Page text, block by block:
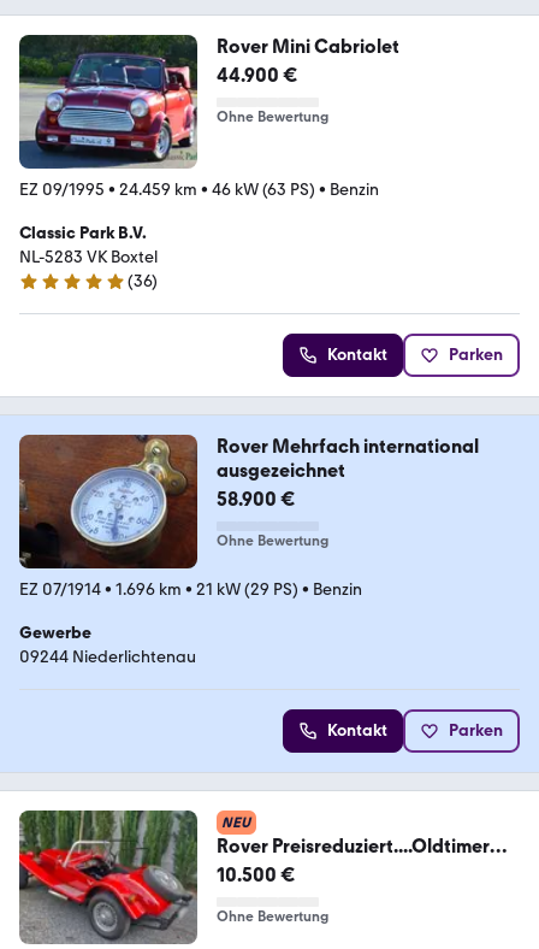
Rover Mini Cabriolet
44.900 €
Ohne Bewertung
EZ 09/1995 • 24.459 km • 46 kW (63 PS) • Benzin
Classic Park B.V.
NL-5283 VK Boxtel
5 Sterne
(36)
Kontakt Parken
Rover Mehrfach international
ausgezeichnet
58.900 €
Ohne Bewertung
EZ 07/1914• 1.696 km • 21 kW (29 PS) • Benzin
Gewerbe
09244 Niederlichtenau
Kontakt Parken
NEU
Rover Preisreduziert....Oldtimer
Marlin Sport
10.500 €
Ohne Bewertung